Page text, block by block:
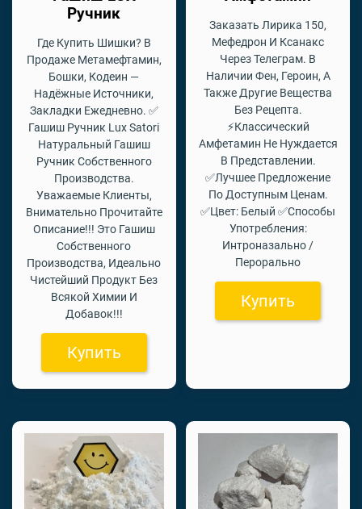
Ручник
Где Купить Шишки? В
Продаже Метамефтамин,
Бошки, Кодеин —
Надёжные Источники,
Закладки Ежедневно. ✅
Гашиш Ручник Lux Satori
Натуральный Гашиш
Ручник Собственного
Производства.
Уважаемые Клиенты,
Внимательно Прочитайте
Описание!!! Это Гашиш
Собственного
Производства, Идеально
Чистейший Продукт Без
Всякой Химии И
Добавок!!!
Купить
Заказать Лирика 150,
Мефедрон И Ксанакс
Через Телеграм. В
Наличии Фен, Героин, А
Также Другие Вещества
Без Рецепта.
⚡Классический
Амфетамин Не Нуждается
В Представлении.
✅Лучшее Предложение
По Доступным Ценам.
✅Цвет: Белый ✅Способы
Употребления:
Интроназально /
Перорально
Купить